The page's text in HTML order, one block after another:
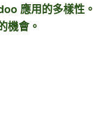
應用的多樣性。
機會。